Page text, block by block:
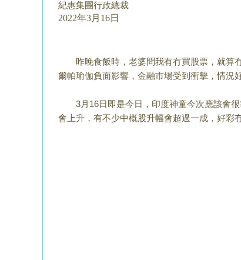
紀惠集團行政總裁
2022年3月16日
昨晚食飯時，老婆問我有冇買股票，就算
爾帕瑜伽負面影響， 金融市場受到衝擊，情況
3月16日即是今日，印度神童今次應該會很
會上升，有不少中概股升幅會超過一成，好彩